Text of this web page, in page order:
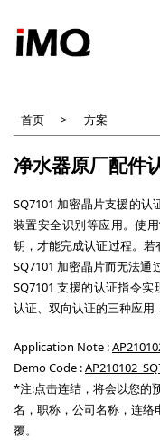
首页 方案
净水器原厂配件
SQ7101 加密晶片支援的
装置安全识别等应用。使
钥，才能完成认证过程。
SQ7101 加密晶片而无法通
SQ7101 支援的认证指令
认证、双向认证的三种应用
Application Note :
Demo Code :
*注:点击连结，将会以您的
名，职称，公司名称，连
覆。